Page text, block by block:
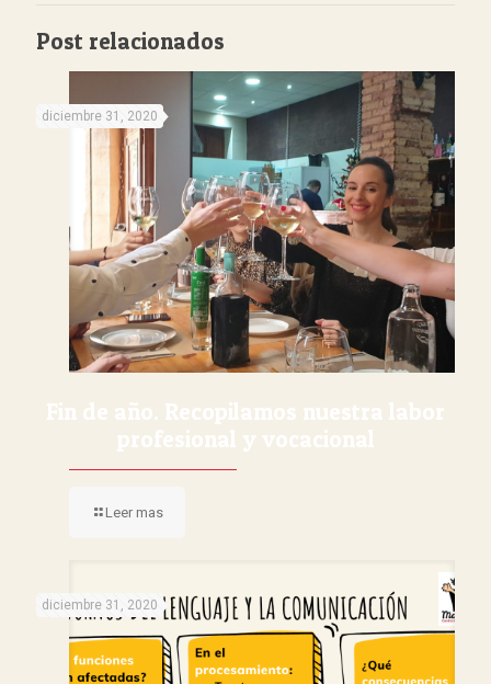
Post relacionados
diciembre 31, 2020
Fin de año. Recopilamos nuestra labor
profesional y vocacional
Leer mas
diciembre 31, 2020